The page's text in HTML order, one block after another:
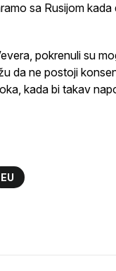
sa Rusijom
pokrenuli su
da ne postoji
kada bi takav
EU